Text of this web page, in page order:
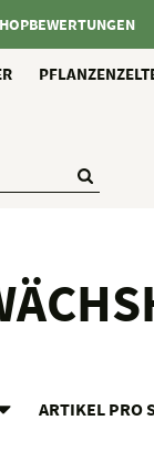
ARTIKEL PRO